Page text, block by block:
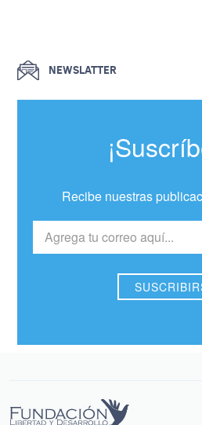
NEWSLATTER
Recibe nuestras